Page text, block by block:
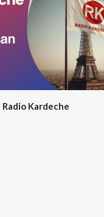
Radio Kardeche